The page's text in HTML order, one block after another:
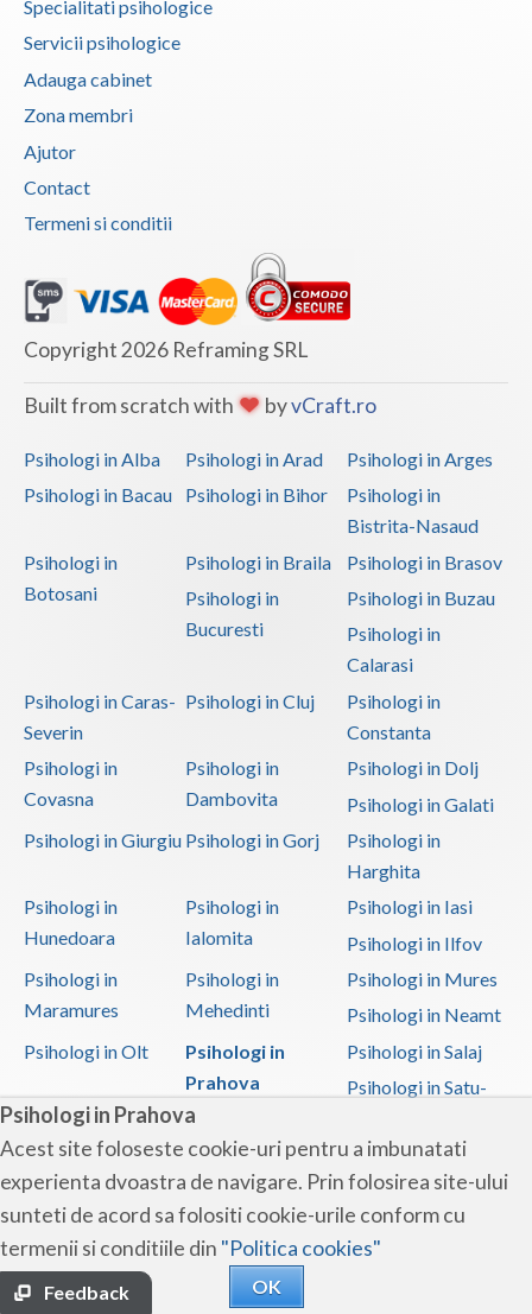
Psihologi in Prahova
Acest site foloseste cookie-uri pentru a imbunatati
experienta dvoastra de navigare. Prin folosirea site-ului
sunteti de acord sa folositi cookie-urile conform cu
termenii si conditiile din "Politica cookies"
OK
Feedback
Specialitati psihologice
Servicii psihologice
Adauga cabinet
Zona membri
Ajutor
Contact
Termeni si conditii
Copyright 2026 Reframing SRL
Built from scratch with byvCraft.ro
Psihologi in Alba Psihologi in Arad
Psihologi in Arges
Psihologi in Bacau
Psihologi in Bihor
Psihologi in
Bistrita-Nasaud
Psihologi in
Botosani
Psihologi in Braila
Psihologi in Brasov
Psihologi in
Bucuresti
Psihologi in Buzau
Psihologi in
Calarasi
Psihologi in Caras-
Severin
Psihologi in Cluj
Psihologi in
Constanta
Psihologi in
Covasna
Psihologi in
Dambovita
Psihologi in Dolj
Psihologi in Galati
Psihologi in Giurgiu Psihologi in Gorj
Psihologi in
Harghita
Psihologi in
Hunedoara
Psihologi in
Ialomita
Psihologi in Iasi
Psihologi in Ilfov
Psihologi in
Maramures
Psihologi in
Mehedinti
Psihologi in Mures
Psihologi in Neamt
Psihologi in Olt
Psihologi in
Prahova
Psihologi in Salaj
Psihologi in Satu-
Psihologi in Sibiu
Psihologi in
Suceava
Psihologi in
Teleorman
Psihologi in Timis
Psihologi in Tulcea Psihologi in Valcea
Psihologi in Vaslui
Psihologi in
Vrancea